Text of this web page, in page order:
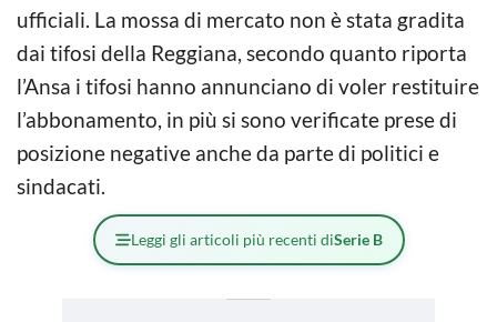
ufficiali. La mossa di mercato non è stata gradita
dai tifosi della Reggiana, secondo quanto riporta
l’Ansa i tifosi hanno annunciano di voler restituire
l’abbonamento, in più si sono verificate prese di
posizione negative anche da parte di politici e
sindacati.
Leggi gli articoli più recenti diSerie B